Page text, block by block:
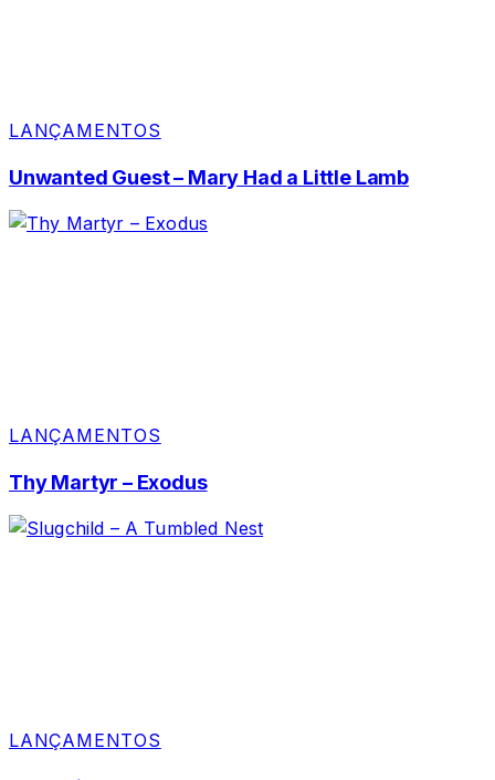
LANÇAMENTOS
Unwanted Guest – Mary Had a Little Lamb
LANÇAMENTOS
Thy Martyr – Exodus
LANÇAMENTOS